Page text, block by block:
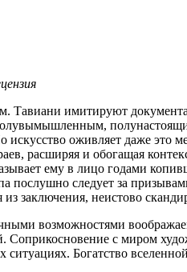
Тавиани имитируют
искусство оживляет даже это
расширяя и обогащая
ему в лицо годами
послушно следует за
из заключения, неистово
возможностями
Соприкосновение с миром
ситуациях. Богатство